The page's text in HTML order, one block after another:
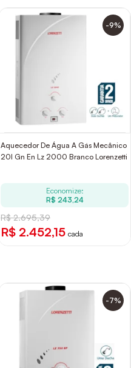
-9%
Aquecedor De Água A Gás Mecânico
20l Gn En Lz 2000 Branco Lorenzetti
Economize:
R$ 243,24
R$ 2.695,39
R$ 2.452,15 cada
-7%